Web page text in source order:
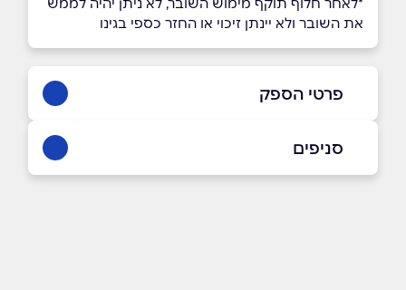
את השובר ולא יינתן זיכוי או החזר כספי בגינו
פרטי הספק
סניפים